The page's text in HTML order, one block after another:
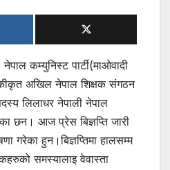
नेपाल कम्युनिस्ट पार्टी(माओवादी
अखिल नेपाल शिक्षक संगठन
लिलाधर नेपाली नेपाल
छन। आज प्रेस बिज्ञप्ति जारी
गरेका हुन।बिज्ञप्तिमा हालसम्म
समस्यालाइ वेवास्ता